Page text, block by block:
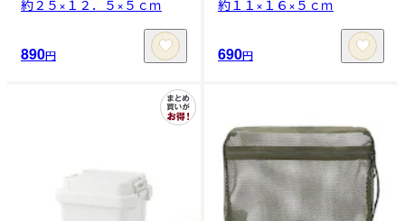
約２５×１２．５×５ｃｍ
890円
約１１×１６×５ｃｍ
690円